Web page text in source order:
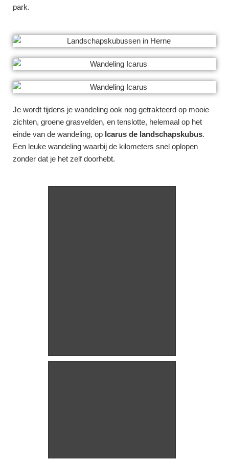
park.
Je wordt tijdens je wandeling ook nog getrakteerd op mooie
zichten, groene grasvelden, en tenslotte, helemaal op het
einde van de wandeling, op Icarus de landschapskubus.
Een leuke wandeling waarbij de kilometers snel oplopen
zonder dat je het zelf doorhebt.